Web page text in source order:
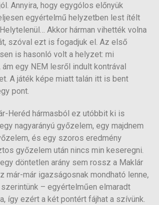
Annyira, hogy egygólos előnyük
egyértelmű helyzetben lest ítélt
Akkor hárman vihették volna
szóval ezt is fogadjuk el. Az első
is hasonló volt a helyzet: mi
egy NEM lesről indult kontrával
A játék képe miatt talán itt is bent
pont.
Heréd hármasból ez utóbbit ki is
nagyarányú győzelem, egy majdnem
és egy szoros eredmény
győzelem után nincs min keseregni.
döntetlen arány sem rossz a Maklár
már-már igazságosnak mondható lenne,
– egyértelműen elmaradt
így ezért a két pontért fájhat a szívünk.